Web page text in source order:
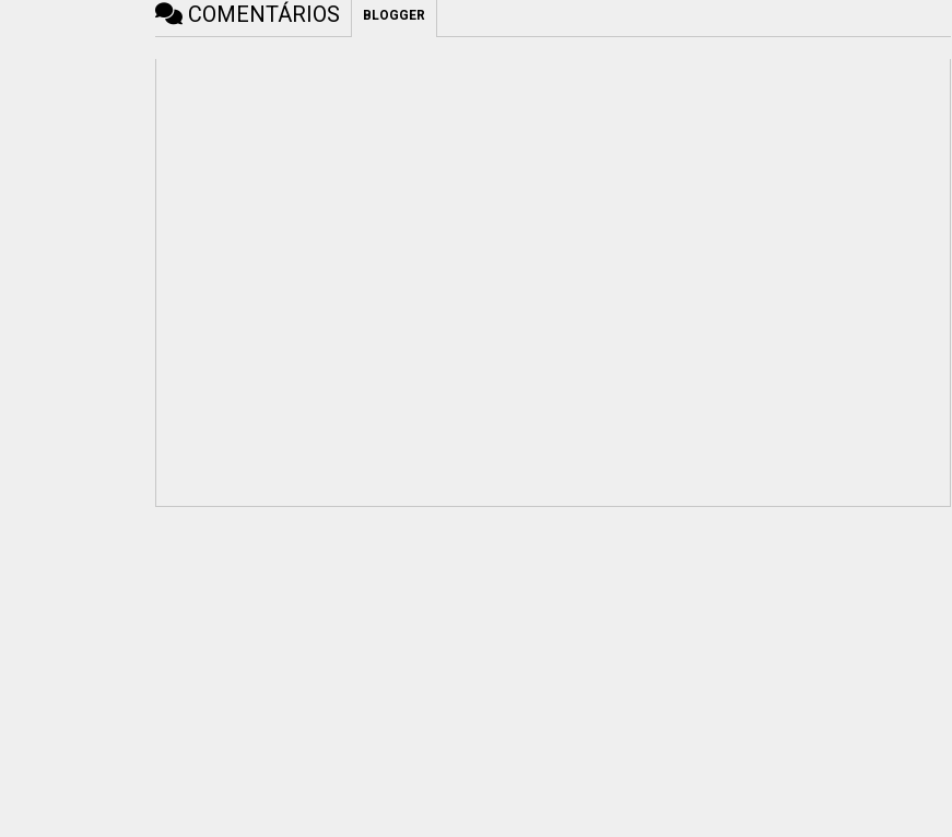
COMENTÁRIOS BLOGGER